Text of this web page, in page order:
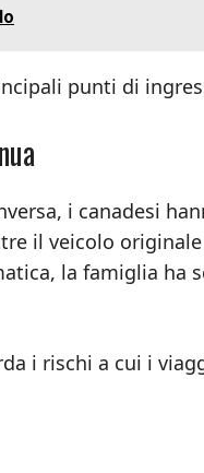
punti di
i canadesi
il veicolo
la famiglia
i rischi a cui i